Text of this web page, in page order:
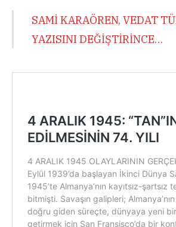
SAMİ KARAÖREN, VEDAT
YAZISINI DEĞİŞTİRİNCE…